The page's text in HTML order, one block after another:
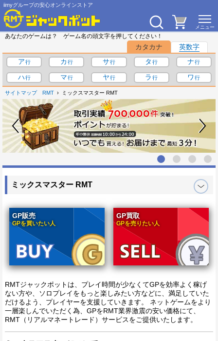
iimyグループの安心オンラインストア
あなたのゲームは？ ゲーム名の頭文字を押してください！
カタカナ
英数字
ア
カ サ タ
ナ
ハ
マ ヤ ラ ワ
サイトマップ RMT ミックスマスター RMT
ミックスマスター RMT
GP販売
GPを買いたい人
GP買取
GPを売りたい人
RMTジャックポットは、プレイ時間が少なくてGPを効率よく稼げ
ない方や、ソロプレイをもっと楽しみたい方などに、満足していた
だけるよう、プレイヤーを支援していきます。 ネットゲームをより
一層楽しんでいただく為、GPをRMT業界激震の安い価格にて、
RMT（リアルマネートレード）サービスをご提供いたします。